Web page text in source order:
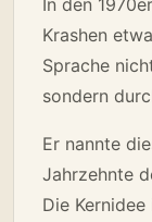
Krashen
Sprache
sondern
Er nannte
Jahrzehnte
Die